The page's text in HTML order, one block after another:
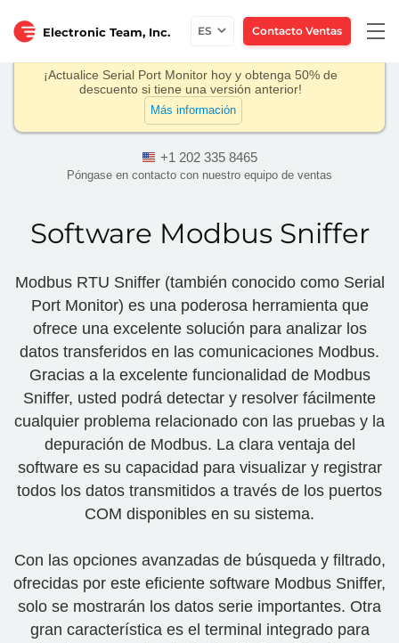
Electronic Team, Inc. ES Contacto Ventas
¡Actualice Serial Port Monitor hoy y obtenga 50% de
descuento si tiene una versión anterior!
Más información
+1 202 335 8465
Póngase en contacto con nuestro equipo de ventas
Software Modbus Sniffer
Modbus RTU Sniffer (también conocido como Serial
Port Monitor) es una poderosa herramienta que
ofrece una excelente solución para analizar los
datos transferidos en las comunicaciones Modbus.
Gracias a la excelente funcionalidad de Modbus
Sniffer, usted podrá detectar y resolver fácilmente
cualquier problema relacionado con las pruebas y la
depuración de Modbus. La clara ventaja del
software es su capacidad para visualizar y registrar
todos los datos transmitidos a través de los puertos
COM disponibles en su sistema.
Con las opciones avanzadas de búsqueda y filtrado,
ofrecidas por este eficiente software Modbus Sniffer,
solo se mostrarán los datos serie importantes. Otra
gran característica es el terminal integrado para